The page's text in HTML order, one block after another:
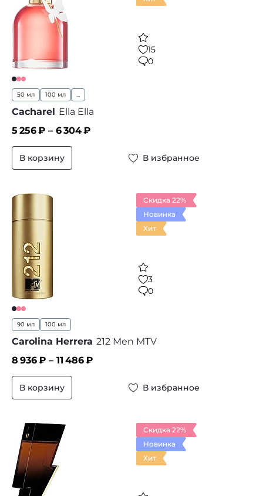
15
0
50 мл 100 мл ...
Cacharel Ella Ella
5 256₽ – 6 304₽
В корзину В избранное
Скидка 22%
Новинка
Хит
3
0
90 мл 100 мл
Carolina Herrera 212 Men MTV
8 936₽ – 11 486₽
В корзину В избранное
Скидка 22%
Новинка
Хит